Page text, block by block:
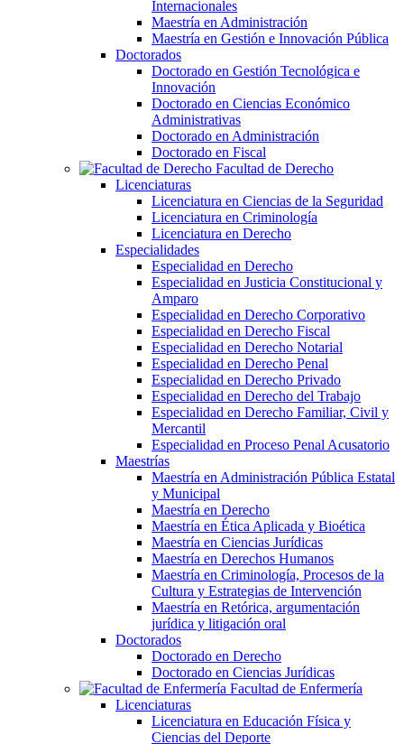
Internacionales
Maestría en Administración
Maestría en Gestión e Innovación Pública
Doctorados
Doctorado en Gestión Tecnológica e
Innovación
Doctorado en Ciencias Económico
Administrativas
Doctorado en Administración
Doctorado en Fiscal
Facultad de Derecho
Licenciaturas
Licenciatura en Ciencias de la Seguridad
Licenciatura en Criminología
Licenciatura en Derecho
Especialidades
Especialidad en Derecho
Especialidad en Justicia Constitucional y
Amparo
Especialidad en Derecho Corporativo
Especialidad en Derecho Fiscal
Especialidad en Derecho Notarial
Especialidad en Derecho Penal
Especialidad en Derecho Privado
Especialidad en Derecho del Trabajo
Especialidad en Derecho Familiar, Civil y
Mercantil
Especialidad en Proceso Penal Acusatorio
Maestrías
Maestría en Administración Pública Estatal
y Municipal
Maestría en Derecho
Maestría en Ética Aplicada y Bioética
Maestría en Ciencias Jurídicas
Maestría en Derechos Humanos
Maestría en Criminología, Procesos de la
Cultura y Estrategias de Intervención
Maestría en Retórica, argumentación
jurídica y litigación oral
Doctorados
Doctorado en Derecho
Doctorado en Ciencias Jurídicas
Facultad de Enfermería
Licenciaturas
Licenciatura en Educación Física y
Ciencias del Deporte